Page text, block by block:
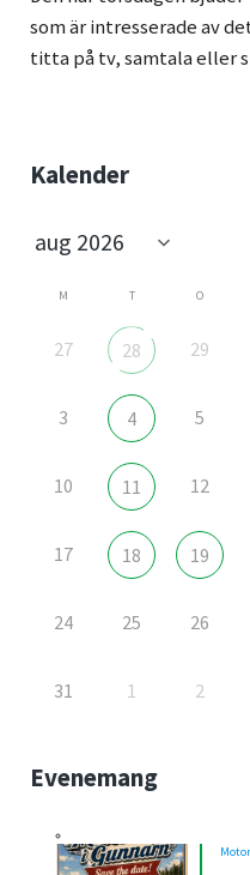
som är intresserade av
titta på tv, samtala eller
Sidebar
Kalender
M T O
27 28 29
3 4 5
10 11 12
17 18 19
24 25 26
31 1 2
Evenemang